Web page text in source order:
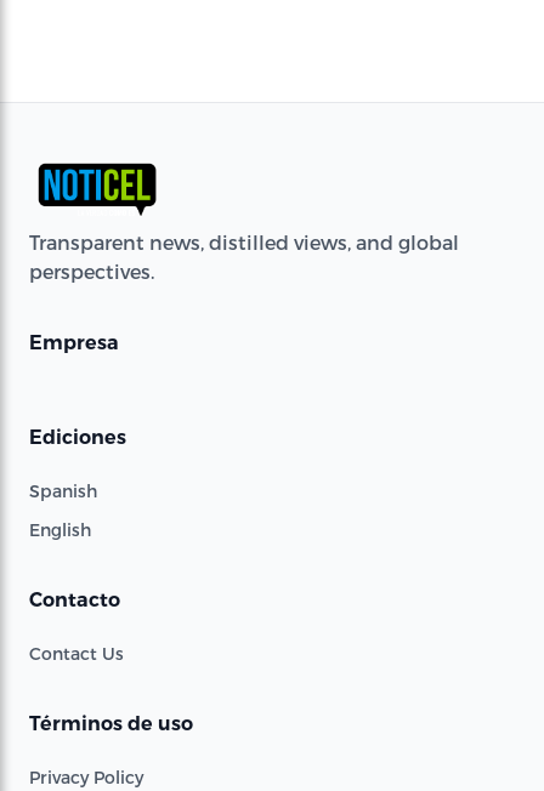
Transparent news, distilled views, and global
perspectives.
Empresa
Ediciones
Spanish
English
Contacto
Contact Us
Términos de uso
Privacy Policy